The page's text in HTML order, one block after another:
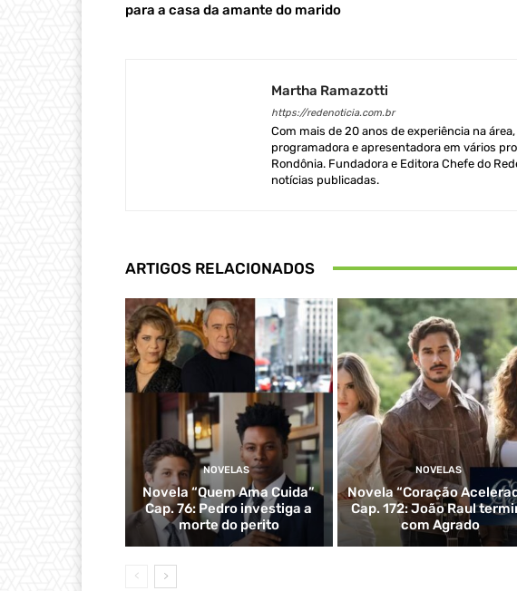
para a casa da amante do marido
Martha Ramazotti
https://redenoticia.com.br
Com mais de 20 anos de experiência na
programadora e apresentadora em vários
Rondônia. Fundadora e Editora Chefe do
notícias publicadas.
ARTIGOS RELACIONADOS
NOVELAS
Novela “Quem Ama Cuida”
Cap. 76: Pedro investiga a
morte do perito
NOVELAS
Novela “Coração
Cap. 172: João Raul
com Agrado